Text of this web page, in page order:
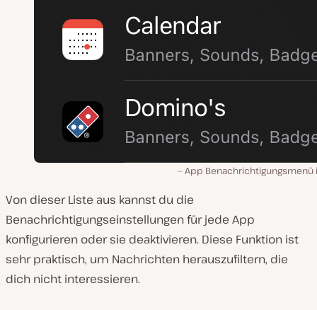
App Benachrichtigungsmenü
Von dieser Liste aus kannst du die
Benachrichtigungseinstellungen für jede App
konfigurieren oder sie deaktivieren. Diese Funktion ist
sehr praktisch, um Nachrichten herauszufiltern, die
dich nicht interessieren.